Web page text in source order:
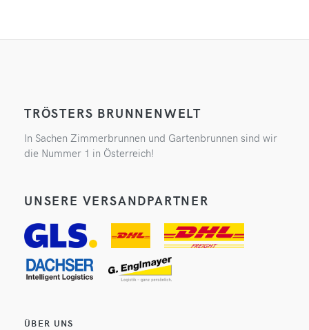
TRÖSTERS BRUNNENWELT
In Sachen Zimmerbrunnen und Gartenbrunnen sind wir
die Nummer 1 in Österreich!
UNSERE VERSANDPARTNER
ÜBER UNS